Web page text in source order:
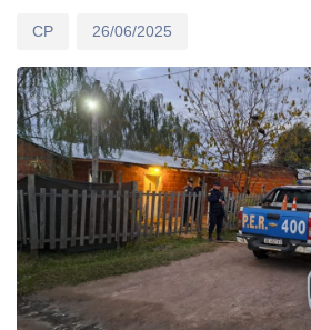
CP 26/06/2025